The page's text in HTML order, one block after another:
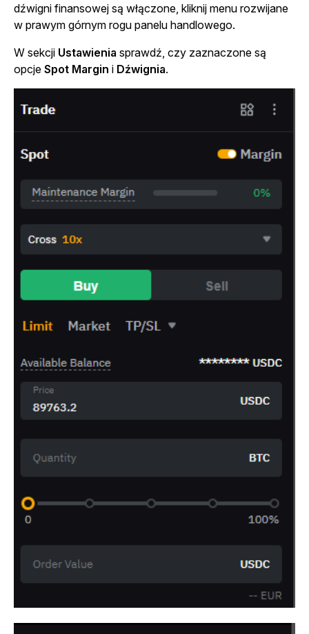
dźwigni finansowej są włączone, kliknij menu rozwijane
w prawym górnym rogu panelu handlowego.
W sekcji Ustawienia sprawdź, czy zaznaczone są
opcje Spot Margin i Dźwignia.